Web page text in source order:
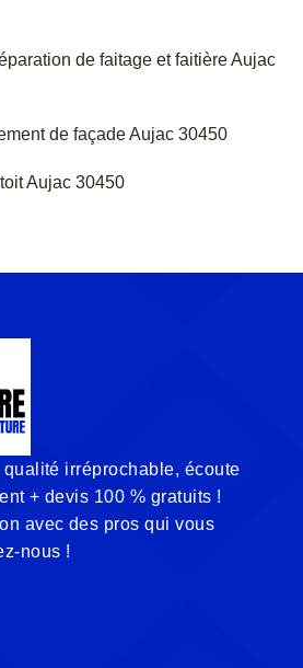
de faitage et faitière Aujac
de façade Aujac 30450
Aujac 30450
irréprochable, écoute
+ devis 100 % gratuits !
avec des pros qui vous
nous !